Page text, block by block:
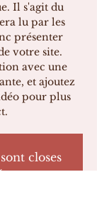
Il s'agit du
lu par les
présenter
votre site.
avec une
et ajoutez
pour plus
closes